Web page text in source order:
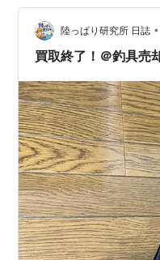
ますが イマイチ購入に
(;^ω^) 所有しているタ
ですけど 3000番のリー
陸っぱり研究所 日誌 •
買取終了！＠釣具売